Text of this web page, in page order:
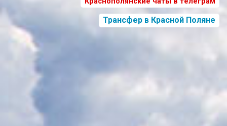
Трансфер в Красной Поляне